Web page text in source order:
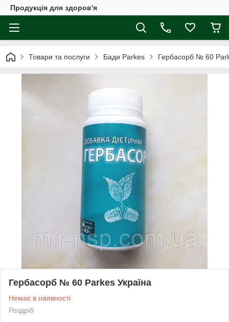
Продукція для здоров'я
Товари та послуги Бади Parkes Гербасорб № 60
Гербасорб № 60 Parkes Україна
Немає в наявності
Роздріб